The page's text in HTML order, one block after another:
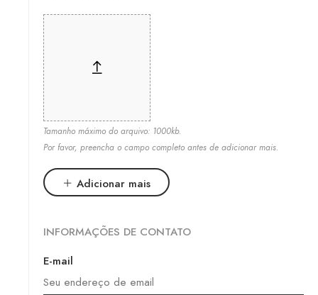
Tamanho máximo do arquivo: 1000kb.
Por favor, preencha o campo completo antes de adicionar mais.
Adicionar mais
INFORMAÇÕES DE CONTATO
E-mail